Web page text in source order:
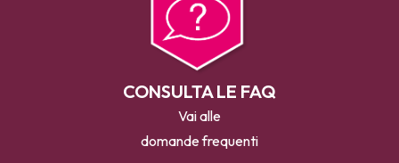
CONSULTA LE FAQ
Vai alle
domande frequenti